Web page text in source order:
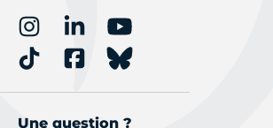
Une question ?